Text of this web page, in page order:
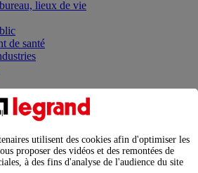
lieux de vie
de santé
planifier le fonctionnement des appareils
son tableau électrique
Center Solutions : concentrer les
service de vos performances
utilisent des cookies afin d'optimiser les
proposer des vidéos et des remontées de
à des fins d'analyse de l'audience du site